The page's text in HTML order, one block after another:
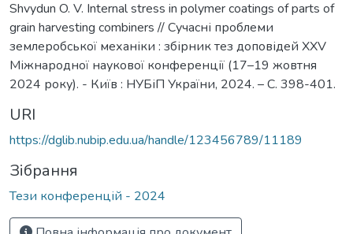
Shvydun O. V. Internal stress in polymer coatings of parts of
grain harvesting combiners // Сучасні проблеми
землеробської механіки : збірник тез доповідей XХV
Міжнародної наукової конференції (17–19 жовтня
2024 року). - Київ : НУБіП України, 2024. – С. 398-401.
URI
https://dglib.nubip.edu.ua/handle/123456789/11189
Зібрання
Тези конференцій - 2024